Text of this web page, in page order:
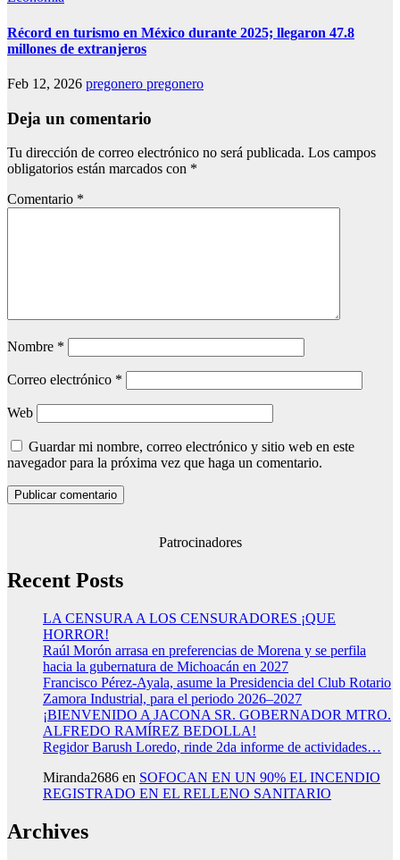
Récord en turismo en México durante 2025; llegaron 47.8
millones de extranjeros
Feb 12, 2026 pregonero pregonero
Deja un comentario
Tu dirección de correo electrónico no será publicada. Los campos
obligatorios están marcados con *
Comentario *
Nombre *
Correo electrónico *
Web
Guardar mi nombre, correo electrónico y sitio web en este
navegador para la próxima vez que haga un comentario.
Patrocinadores
Recent Posts
LA CENSURA A LOS CENSURADORES ¡QUE
HORROR!
Raúl Morón arrasa en preferencias de Morena y se perfila
hacia la gubernatura de Michoacán en 2027
Francisco Pérez-Ayala, asume la Presidencia del Club Rotario
Zamora Industrial, para el periodo 2026–2027
¡BIENVENIDO A JACONA SR. GOBERNADOR MTRO.
ALFREDO RAMÍREZ BEDOLLA!
Regidor Barush Loredo, rinde 2da informe de actividades…
Miranda2686 en SOFOCAN EN UN 90% EL INCENDIO
REGISTRADO EN EL RELLENO SANITARIO
Archives